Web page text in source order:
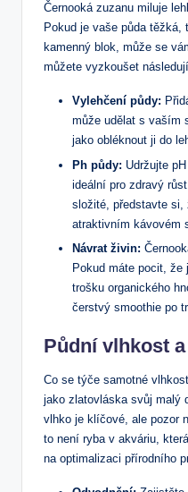
Černooká zuzanu miluje
Pokud je vaše půda těžká,
kamenný blok, může se
můžete vyzkoušet
Vylehčení půdy:
může udělat s vaším
jako obléknout ji do
Ph půdy: Udržujte
ideální pro zdravý
složité, představte si,
atraktivním kávovém
Návrat živin:
Pokud máte pocit, že
trošku organického
čerstvý smoothie po
Půdní vlhkost
Co se týče samotné
jako zlatovláska svůj malý
vlhko je klíčové, ale pozor
to není ryba v akváriu,
na optimalizaci přírodního